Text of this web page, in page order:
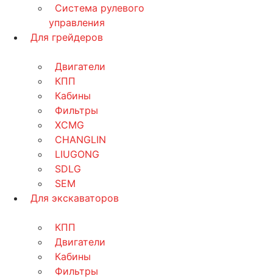
Система рулевого
управления
Для грейдеров
Двигатели
КПП
Кабины
Фильтры
XCMG
CHANGLIN
LIUGONG
SDLG
SEM
Для экскаваторов
КПП
Двигатели
Кабины
Фильтры